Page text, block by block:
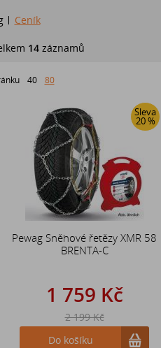
Ceník
14záznamů
40 80
Sleva
20 %
Pewag Sněhové řetězy XMR 58
BRENTA-C
1 759 Kč
2 199 Kč
Do košíku